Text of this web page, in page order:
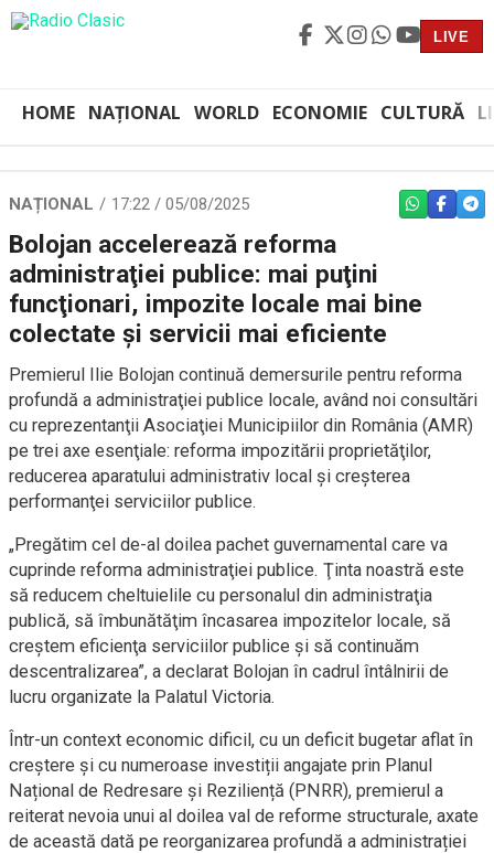
LIVE
HOME NAȚIONAL WORLD ECONOMIE CULTURĂ
NAȚIONAL 17:22 / 05/08/2025 WHATSAPP
Bolojan accelerează reforma
administraţiei publice: mai puţini
funcţionari, impozite locale mai bine
colectate și servicii mai eficiente
Premierul Ilie Bolojan continuă demersurile pentru reforma
profundă a administraţiei publice locale, având noi consultări
cu reprezentanţii Asociaţiei Municipiilor din România (AMR)
pe trei axe esenţiale: reforma impozitării proprietăţilor,
reducerea aparatului administrativ local şi creşterea
performanţei serviciilor publice.
„Pregătim cel de-al doilea pachet guvernamental care va
cuprinde reforma administraţiei publice. Ţinta noastră este
să reducem cheltuielile cu personalul din administraţia
publică, să îmbunătăţim încasarea impozitelor locale, să
creştem eficienţa serviciilor publice şi să continuăm
descentralizarea”, a declarat Bolojan în cadrul întâlnirii de
lucru organizate la Palatul Victoria.
Într-un context economic dificil, cu un deficit bugetar aflat în
creștere și cu numeroase investiții angajate prin Planul
Național de Redresare și Reziliență (PNRR), premierul a
reiterat nevoia unui al doilea val de reforme structurale, axate
de această dată pe reorganizarea profundă a administrației